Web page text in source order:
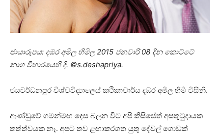
ජායාරූපය: දඹර අමිල හිමිල 2015 ජනවාරි 08 දින කොට්ටේ
නාග විහාරයෙහි දී. ©s.deshapriya.
ජයවර්ධනපුර විශ්වවිද්‍යාල‍ෙය් කථිකාචාර්ය දඹර අමිල හිමි විසිනි.
ආණ්ඩුවේ ගමන්මඟ දෙස බලන විට අපි කිසිසේත් අසතුටුදායක
තත්ත්වයක නෑ. අපට තව ළඟාකරගත යුතු දේවල් ගොඩක්